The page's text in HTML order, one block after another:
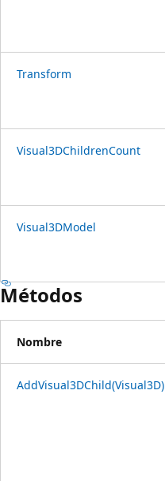
Transform
Visual3DChildrenCount
Visual3DModel
Métodos
Nombre
AddVisual3DChild(Visual3D)